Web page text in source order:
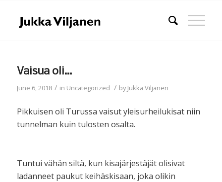
Vaisua oli…
June 6, 2018 / in Uncategorized / byJukka Viljanen
Pikkuisen oli Turussa vaisut yleisurheilukisat niin
tunnelman kuin tulosten osalta.
Tuntui vähän siltä, kun kisajärjestäjät olisivat
ladanneet paukut keihäskisaan, joka olikin